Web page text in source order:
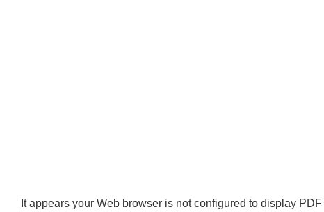
It appears your Web browser is not configured to display PDF